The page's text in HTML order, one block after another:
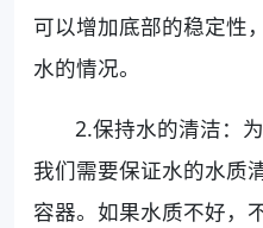
可以增加底部的稳定性
水的情况。
2.保持水的清洁：
我们需要保证水的水质
容器。如果水质不好，